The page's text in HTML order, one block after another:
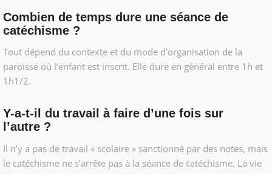
Combien de temps dure une séance de
catéchisme ?
Tout dépend du contexte et du mode d’organisation de la
paroisse où l’enfant est inscrit. Elle dure en général entre 1h et
1h1/2.
Y-a-t-il du travail à faire d’une fois sur
l’autre ?
Il n’y a pas de travail « scolaire » sanctionné par des notes, mais
le catéchisme ne s’arrête pas à la séance de catéchisme. La vie